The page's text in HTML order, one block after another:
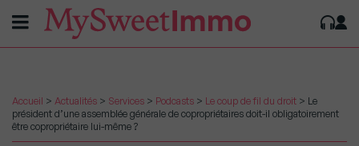
Accueil > Actualités > Services > Podcasts > Le coup de fil du droit > Le
président d’une assemblée générale de copropriétaires doit-il obligatoirement
être copropriétaire lui-même ?